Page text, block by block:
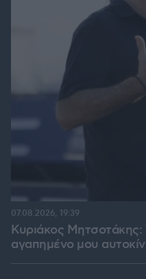
Κυριάκος Μητσοτάκης:
αγαπημένο μου
07.08.2026, 19:39